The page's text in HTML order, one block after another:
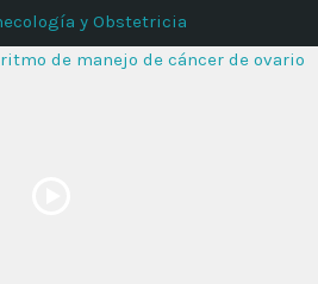
y Obstetricia